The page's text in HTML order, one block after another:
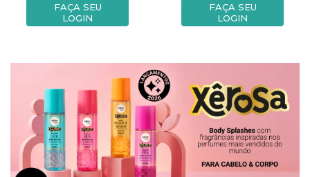
FAÇA SEU
LOGIN
FAÇA SEU
LOGIN